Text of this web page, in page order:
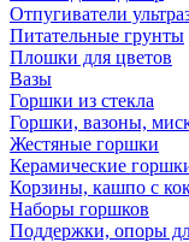
Отпугиватели
Питательные грунты
Плошки для цветов
Вазы
Горшки из стекла
Горшки, вазоны,
Жестяные горшки
Керамические
Корзины, кашпо с
Наборы горшков
Поддержки, опоры